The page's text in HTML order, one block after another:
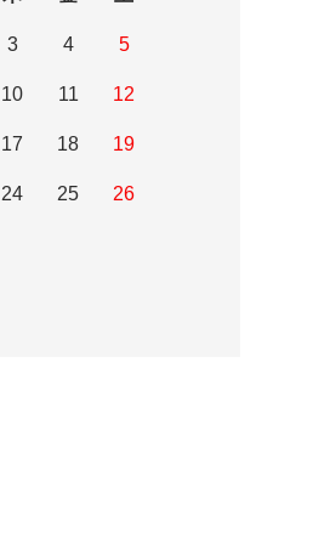
3 4 5
10 11 12
17 18 19
24 25 26